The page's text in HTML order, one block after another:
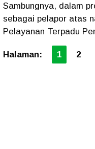
Sambungnya, dalam
sebagai pelapor atas
Pelayanan Terpadu
Halaman: 1 2